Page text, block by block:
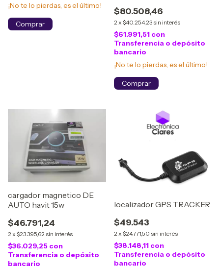
¡No te lo pierdas, es el último!
sinisetros viales
$80.508,46
2 x $40.254,23 sin interés
$61.991,51 con
Transferencia o depósito
bancario
¡No te lo pierdas, es el último!
cargador magnetico DE
AUTO havit 15w
$46.791,24
2 x $23.395,62 sin interés
$36.029,25 con
Transferencia o depósito
bancario
localizador GPS TRACKER
$49.543
2 x $24.771,50 sin interés
$38.148,11 con
Transferencia o depósito
bancario